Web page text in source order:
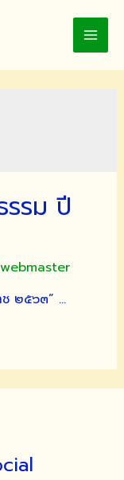
รม ปี
๒๕๖๓” …